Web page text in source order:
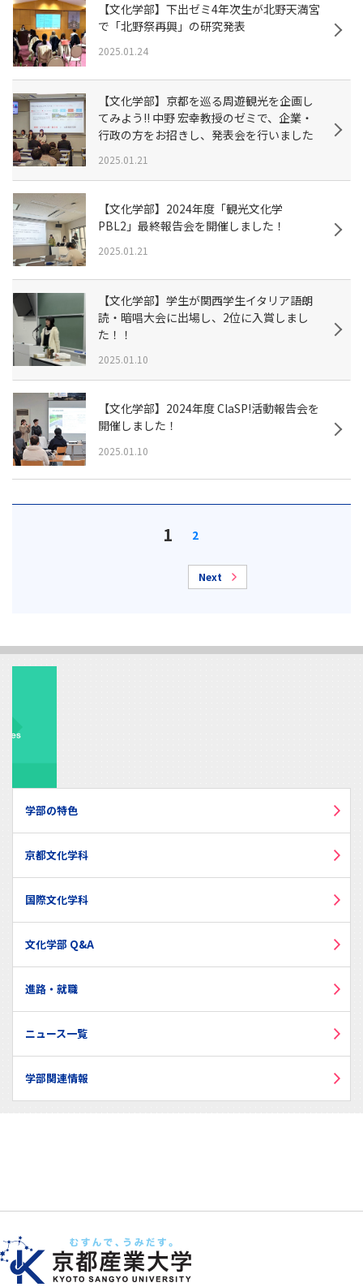
【文化学部】下出ゼミ4年次生が北野天満宮
で「北野祭再興」の研究発表
2025.01.24
【文化学部】京都を巡る周遊観光を企画し
てみよう!! 中野 宏幸教授のゼミで、企業・
行政の方をお招きし、発表会を行いました
2025.01.21
【文化学部】2024年度「観光文化学
PBL2」最終報告会を開催しました！
2025.01.21
【文化学部】学生が関西学生イタリア語朗
読・暗唱大会に出場し、2位に入賞しまし
た！！
2025.01.10
【文化学部】2024年度 ClaSP!活動報告会を
開催しました！
2025.01.10
1 2
Next
学部の特色
京都文化学科
国際文化学科
文化学部 Q&A
進路・就職
ニュース一覧
学部関連情報